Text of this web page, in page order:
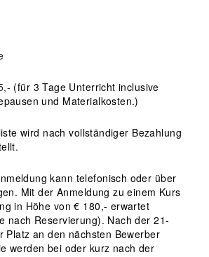
(für 3 Tage Unterricht inclusive
und Materialkosten.)
wird nach vollständiger Bezahlung
kann telefonisch oder über
Mit der Anmeldung zu einem Kurs
in Höhe von € 180,- erwartet
nach Reservierung). Nach der 21-
Platz an den nächsten Bewerber
werden bei oder kurz nach der